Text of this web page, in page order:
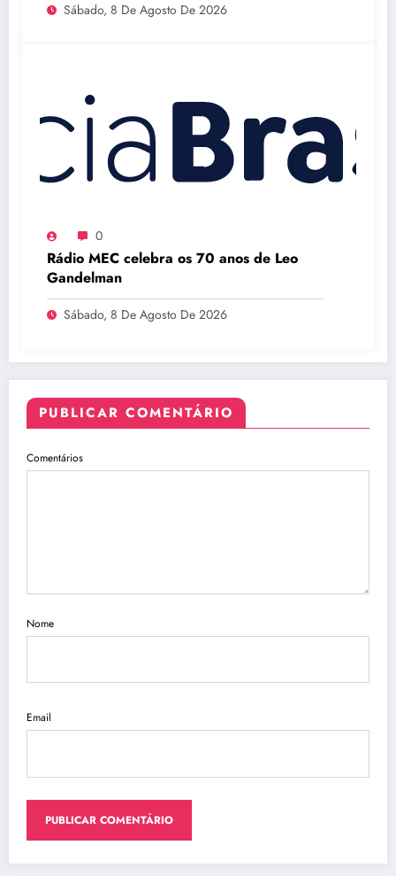
Sábado, 8 De Agosto De 2026
0
Rádio MEC celebra os 70 anos de Leo
Gandelman
Sábado, 8 De Agosto De 2026
PUBLICAR COMENTÁRIO
Comentários
Nome
Email